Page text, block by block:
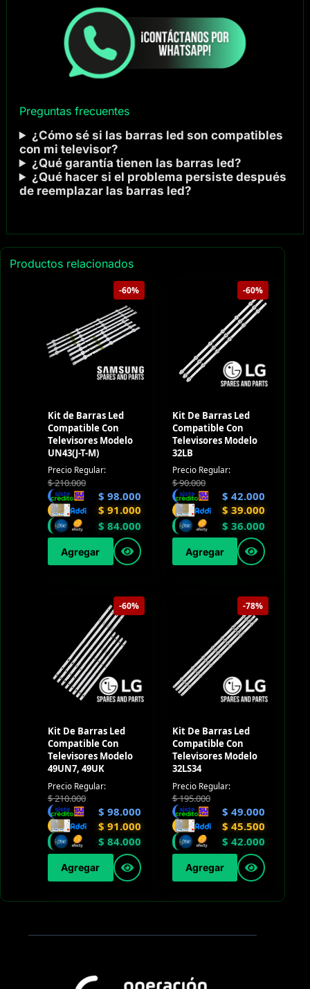
Preguntas frecuentes
¿Cómo sé si las barras led son compatibles
con mi televisor?
¿Qué garantía tienen las barras led?
¿Qué hacer si el problema persiste después
de reemplazar las barras led?
Productos relacionados
-60%
Kit de Barras Led
Compatible Con
Televisores Modelo
UN43(J-T-M)
Precio Regular:
$210.000
$ 98.000
$ 91.000
$ 84.000
Agregar
-60%
Kit De Barras Led
Compatible Con
Televisores Modelo
32LB
Precio Regular:
$90.000
$ 42.000
$ 39.000
$ 36.000
Agregar
-60%
Kit De Barras Led
Compatible Con
Televisores Modelo
49UN7, 49UK
Precio Regular:
$210.000
$ 98.000
$ 91.000
$ 84.000
Agregar
-78%
Kit De Barras Led
Compatible Con
Televisores Modelo
32LS34
Precio Regular:
$195.000
$ 49.000
$ 45.500
$ 42.000
Agregar